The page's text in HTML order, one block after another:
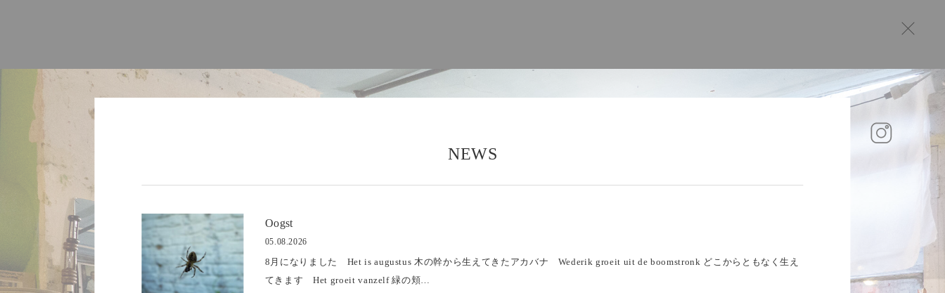
NEWS
Oogst
05.08.2026
8月になりました Het is augustus 木の幹から生えてきたアカバナ Wederik groeit uit de boomstronk どこからともなく生え
てきます Het groeit vanzelf 緑の頬…